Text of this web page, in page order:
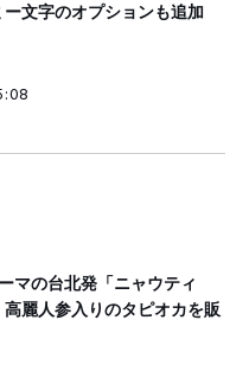
文字のオプションも追加
マの台北発「ニャウティ
麗人参入りのタピオカを販